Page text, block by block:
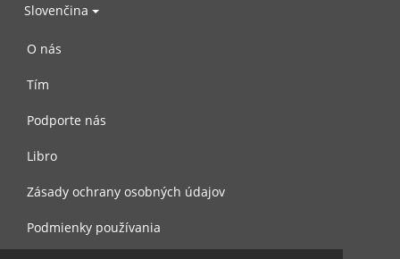
Slovenčina
O nás
Tím
Podporte nás
Libro
Zásady ochrany osobných údajov
Podmienky používania